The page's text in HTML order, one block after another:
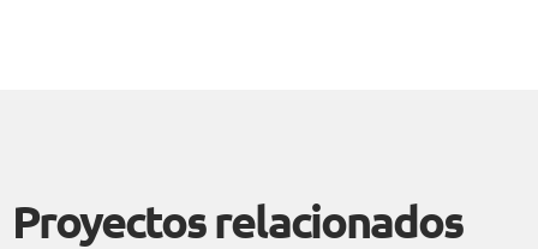
Proyectos relacionados